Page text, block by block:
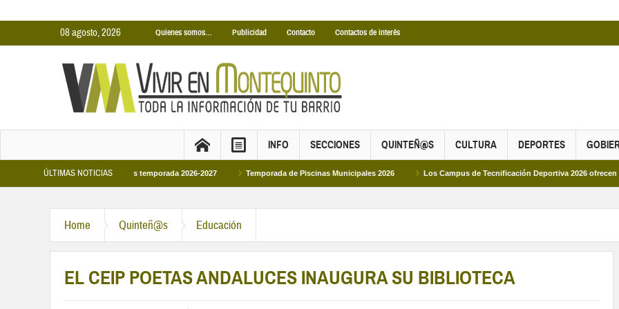
08 agosto, 2026 Quienes somos… Publicidad Contacto Contactos de interés
INFO SECCIONES QUINTEÑ@S CULTURA DEPORTES
ÚLTIMAS NOTICIAS
Municipales temporada 2026-2027 Temporada de Piscinas Municipales 2026 Los Campus de Tecnificación Deportiva 2026 ofrecen cuatro
Home Quinteñ@s Educación
EL CEIP POETAS ANDALUCES INAUGURA SU BIBLIOTECA